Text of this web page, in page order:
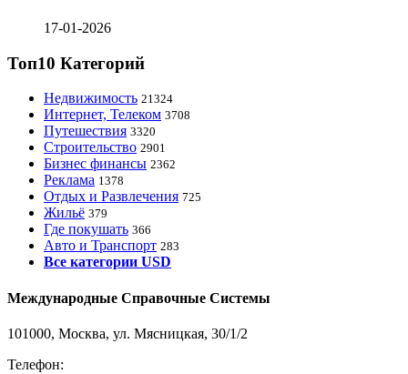
17-01-2026
Топ10 Категорий
Недвижимость 21324
Интернет, Телеком 3708
Путешествия 3320
Строительство 2901
Бизнес финансы 2362
Реклама 1378
Отдых и Развлечения 725
Жильё 379
Где покушать 366
Авто и Транспорт 283
Все категории USD
Международные Справочные Системы
101000, Москва, ул. Мясницкая, 30/1/2
Телефон: